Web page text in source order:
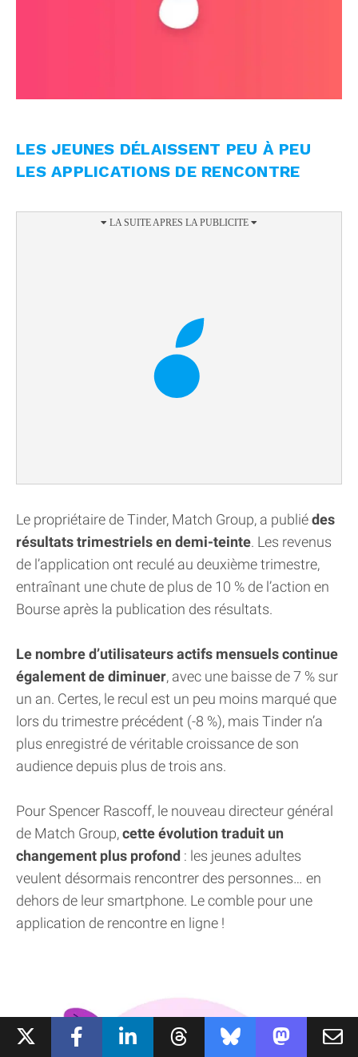
LES JEUNES DÉLAISSENT PEU À PEU
LES APPLICATIONS DE RENCONTRE
Le propriétaire de Tinder, Match Group, a publiédes
résultats trimestriels en demi-teinte. Les revenus
de l’application ont reculé au deuxième trimestre,
entraînant une chute de plus de 10 % de l’action en
Bourse après la publication des résultats.
Le nombre d’utilisateurs actifs mensuels continue
également de diminuer, avec une baisse de 7 % sur
un an. Certes, le recul est un peu moins marqué que
lors du trimestre précédent (-8 %), mais Tinder n’a
plus enregistré de véritable croissance de son
audience depuis plus de trois ans.
Pour Spencer Rascoff, le nouveau directeur général
de Match Group,cette évolution traduit un
changement plus profond : les jeunes adultes
veulent désormais rencontrer des personnes… en
dehors de leur smartphone. Le comble pour une
application de rencontre en ligne !